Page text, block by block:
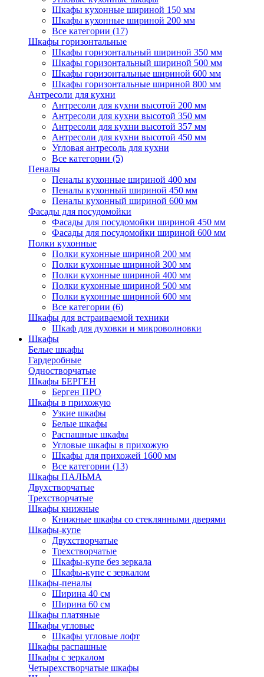
Шкафы кухонные шириной 150 мм
Шкафы кухонные шириной 200 мм
Все категории (17)
Шкафы горизонтальные
Шкафы горизонтальный шириной 350 мм
Шкафы горизонтальный шириной 500 мм
Шкафы горизонтальные шириной 600 мм
Шкафы горизонтальные шириной 800 мм
Антресоли для кухни
Антресоли для кухни высотой 200 мм
Антресоли для кухни высотой 350 мм
Антресоли для кухни высотой 357 мм
Антресоли для кухни высотой 450 мм
Угловая антресоль для кухни
Все категории (5)
Пеналы
Пеналы кухонные шириной 400 мм
Пеналы кухонный шириной 450 мм
Пеналы кухонный шириной 600 мм
Фасады для посудомойки
Фасады для посудомойки шириной 450 мм
Фасады для посудомойки шириной 600 мм
Полки кухонные
Полки кухонные шириной 200 мм
Полки кухонные шириной 300 мм
Полки кухонные шириной 400 мм
Полки кухонные шириной 500 мм
Полки кухонные шириной 600 мм
Все категории (6)
Шкафы для встраиваемой техники
Шкаф для духовки и микроволновки
Шкафы
Белые шкафы
Гардеробные
Одностворчатые
Шкафы БЕРГЕН
Берген ПРО
Шкафы в прихожую
Узкие шкафы
Белые шкафы
Распашные шкафы
Угловые шкафы в прихожую
Шкафы для прихожей 1600 мм
Все категории (13)
Шкафы ПАЛЬМА
Двухстворчатые
Трехстворчатые
Шкафы книжные
Книжные шкафы со стеклянными дверями
Шкафы-купе
Двухстворчатые
Трехстворчатые
Шкафы-купе без зеркала
Шкафы-купе с зеркалом
Шкафы-пеналы
Ширина 40 см
Ширина 60 см
Шкафы платяные
Шкафы угловые
Шкафы угловые лофт
Шкафы распашные
Шкафы с зеркалом
Четырехстворчатые шкафы